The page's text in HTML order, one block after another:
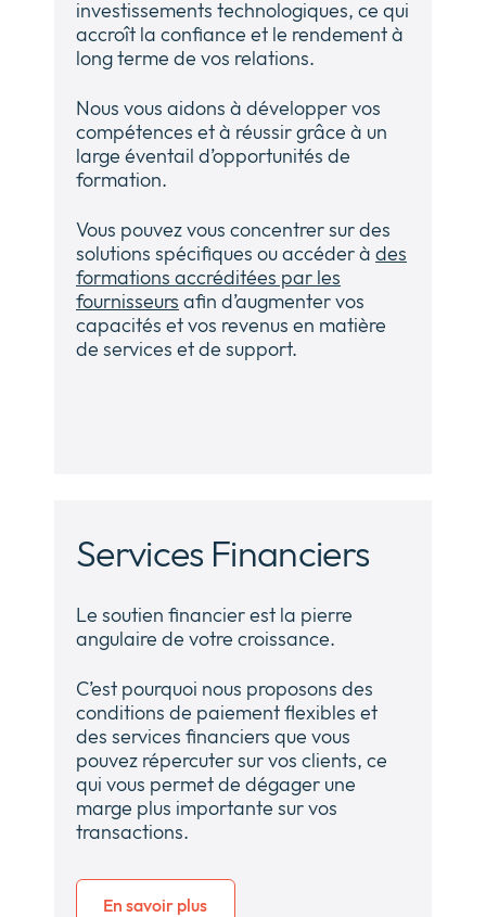
investissements technologiques, ce qui
accroît la confiance et le rendement à
long terme de vos relations.
Nous vous aidons à développer vos
compétences et à réussir grâce à un
large éventail d’opportunités de
formation.
Vous pouvez vous concentrer sur des
solutions spécifiques ou accéder à des
formations accréditées par les
fournisseurs afin d’augmenter vos
capacités et vos revenus en matière
de services et de support.
Services Financiers
Le soutien financier est la pierre
angulaire de votre croissance.
C’est pourquoi nous proposons des
conditions de paiement flexibles et
des services financiers que vous
pouvez répercuter sur vos clients, ce
qui vous permet de dégager une
marge plus importante sur vos
transactions.
En savoir plus